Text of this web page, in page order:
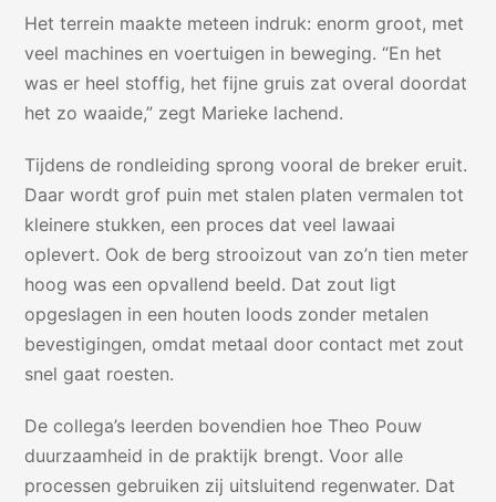
Het terrein maakte meteen indruk: enorm groot, met
veel machines en voertuigen in beweging. “En het
was er heel stoffig, het fijne gruis zat overal doordat
het zo waaide,” zegt Marieke lachend.
Tijdens de rondleiding sprong vooral de breker eruit.
Daar wordt grof puin met stalen platen vermalen tot
kleinere stukken, een proces dat veel lawaai
oplevert. Ook de berg strooizout van zo’n tien meter
hoog was een opvallend beeld. Dat zout ligt
opgeslagen in een houten loods zonder metalen
bevestigingen, omdat metaal door contact met zout
snel gaat roesten.
De collega’s leerden bovendien hoe Theo Pouw
duurzaamheid in de praktijk brengt. Voor alle
processen gebruiken zij uitsluitend regenwater. Dat